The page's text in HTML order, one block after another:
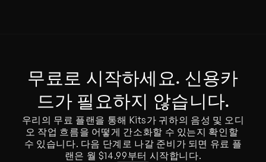
무료로 시작하세요. 신용카
드가 필요하지 않습니다.
우리의 무료 플랜을 통해 Kits가 귀하의 음성 및 오디
오 작업 흐름을 어떻게 간소화할 수 있는지 확인할
수 있습니다. 다음 단계로 나갈 준비가 되면 유료 플
랜은 월 $14.99부터 시작합니다.